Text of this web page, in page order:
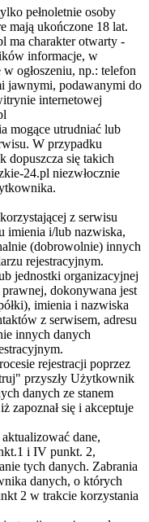
pełnoletnie osoby
mają ukończone 18 lat.
ma charakter otwarty -
informacje, w
ogłoszeniu, np.: telefon
jawnymi, podawanymi do
internetowej
mogące utrudniać lub
W przypadku
dopuszcza się takich
24.pl niezwłocznie
z serwisu
imienia i/lub nazwiska,
(dobrowolnie) innych
rejestracyjnym.
jednostki organizacyjnej
dokonywana jest
imienia i nazwiska
z serwisem, adresu
innych danych
rejestracji poprzez
przyszły Użytkownik
danych ze stanem
zapoznał się i akceptuje
dane,
i IV punkt. 2,
tych danych. Zabrania
danych, o których
2 w trakcie korzystania